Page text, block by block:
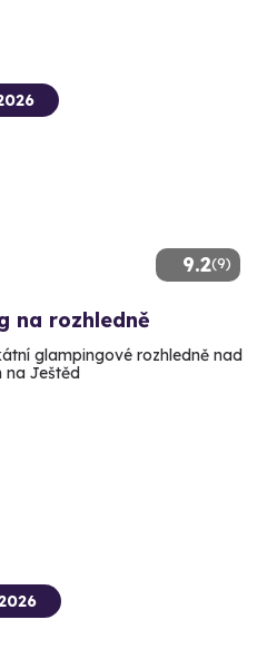
9.2(9)
na rozhledně
glampingové rozhledně nad
na Ještěd